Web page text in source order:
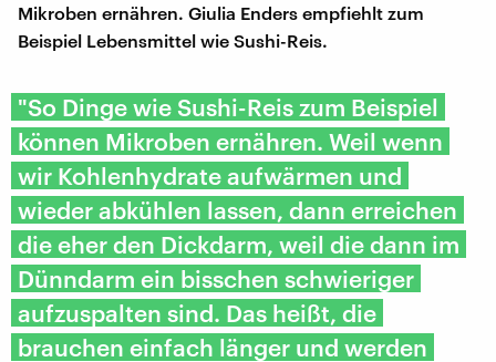
Mikroben ernähren. Giulia Enders empfiehlt zum
Beispiel Lebensmittel wie Sushi-Reis.
"So Dinge wie Sushi-Reis zum Beispiel
können Mikroben ernähren. Weil wenn
wir Kohlenhydrate aufwärmen und
wieder abkühlen lassen, dann erreichen
die eher den Dickdarm, weil die dann im
Dünndarm ein bisschen schwieriger
aufzuspalten sind. Das heißt, die
brauchen einfach länger und werden